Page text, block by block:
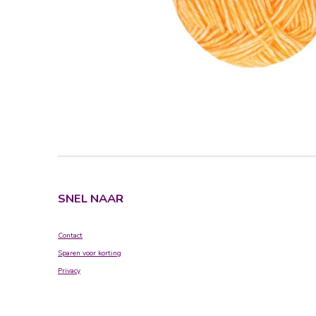
SNEL NAAR
Contact
Sparen voor korting
Privacy